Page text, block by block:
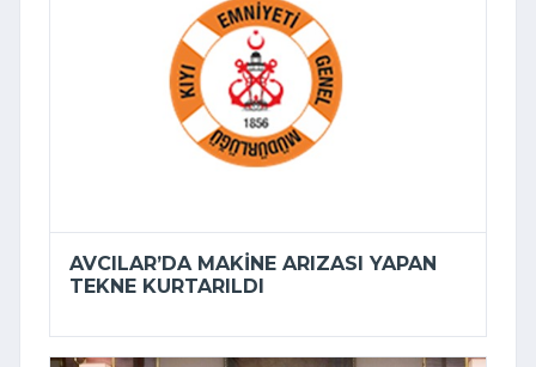
AVCILAR’DA MAKINE ARIZASI YAPAN
TEKNE KURTARILDI